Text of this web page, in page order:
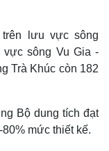
lưu vực sông
vực sông Vu Gia -
Trà Khúc còn 182
Bộ dung tích đạt
mức thiết kế.